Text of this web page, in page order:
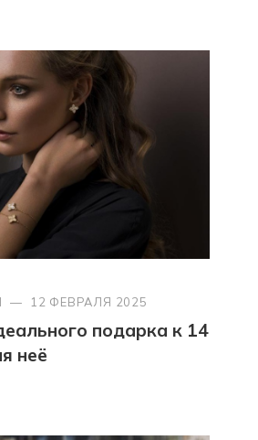
— 12 ФЕВРАЛЯ 2025
подарка к 14
неё